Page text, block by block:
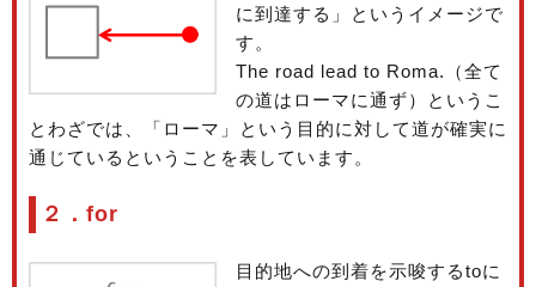
に到達する」というイメージで
す。
The road lead to Roma.（全て
の道はローマに通ず）というこ
とわざでは、「ローマ」という目的に対して道が確実に
通じているということを表しています。
２．for
目的地への到着を示唆するtoに